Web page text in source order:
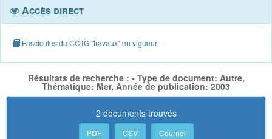
Accès direct
Fascicules du CCTG "travaux" en vigueur
Résultats de recherche : - Type de document: Autre,
Thématique: Mer, Année de publication: 2003
2 documents trouvés
PDF CSV Courriel